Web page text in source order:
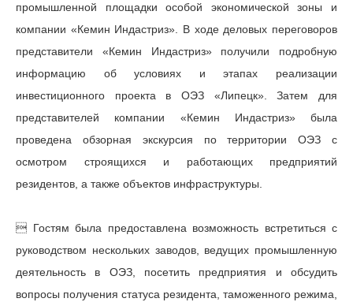
промышленной площадки особой экономической зоны и
компании «Кемин Индастриз». В ходе деловых переговоров
представители «Кемин Индастриз» получили подробную
информацию об условиях и этапах реализации
инвестиционного проекта в ОЭЗ «Липецк». Затем для
представителей компании «Кемин Индастриз» была
проведена обзорная экскурсия по территории ОЭЗ с
осмотром строящихся и работающих предприятий
резидентов, а также объектов инфраструктуры.
 Гостям была предоставлена возможность встретиться с
руководством нескольких заводов, ведущих промышленную
деятельность в ОЭЗ, посетить предприятия и обсудить
вопросы получения статуса резидента, таможенного режима,